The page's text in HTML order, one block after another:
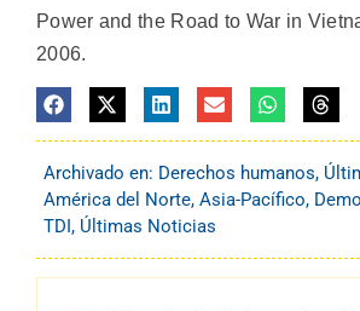
Power and the Road to War in
2006.
Archivado en: Derechos humanos,
América del Norte, Asia-Pacífico,
TDI , Últimas Noticias